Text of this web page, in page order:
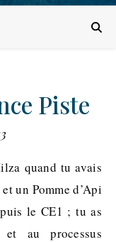
Piste
un Pomme d’Api
le CE1 ; tu as
au processus